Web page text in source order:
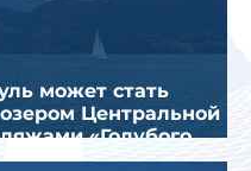
может стать
Центральной
«Голубого